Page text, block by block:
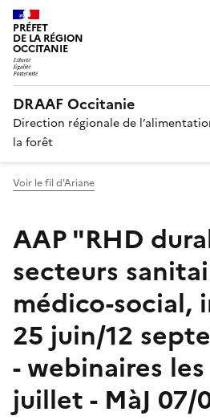
PRÉFET
DE LA RÉGION
OCCITANIE
DRAAF Occitanie
Direction régionale de
la forêt
Voir le fil d'Ariane
AAP "RHD
secteurs
médico-social,
25 juin/12
- webinaires
juillet - MàJ 07/